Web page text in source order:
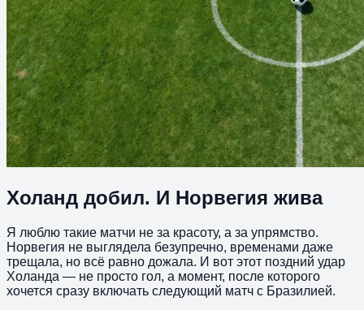
Холанд добил. И Норвегия жива
Я люблю такие матчи не за красоту, а за упрямство.
Норвегия не выглядела безупречно, временами даже
трещала, но всё равно дожала. И вот этот поздний удар
Холанда — не просто гол, а момент, после которого
хочется сразу включать следующий матч с Бразилией.